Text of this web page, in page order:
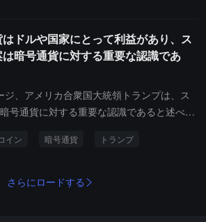
表し、「アメリカで中央銀行デジタル通貨
とは絶対に許可しない」と再確認しまし
に308票賛成、122票反対の結果で下院を通
テーブルコインのための規制フレームワー
としています。しかし、この法案は論争を
していないと考え、トランプ家族と暗号業
はドルや国家にとって利益があり、ス
暗号通貨に対する重要な認識であ
、アメリカ合衆国大統領トランプは、ス
号通貨に対する重要な認識であると述べま
暗号通貨はドルや国にとっても利益があり
イン 暗号通貨 トランプ
さらにロードする